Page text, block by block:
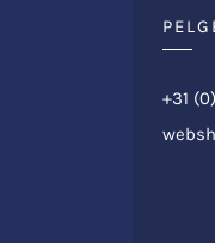
+31